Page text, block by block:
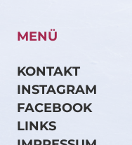
MENÜ
KONTAKT
INSTAGRAM
FACEBOOK
LINKS